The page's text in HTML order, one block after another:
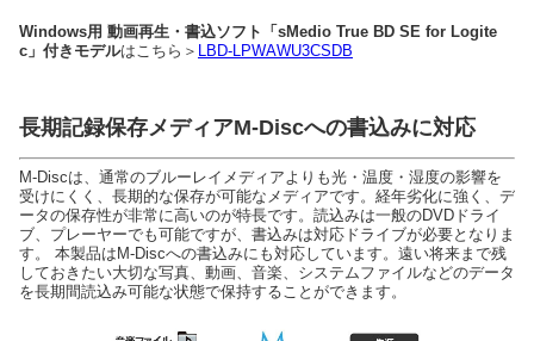
Windows用 動画再生・書込ソフト「sMedio True BD SE for Logite
c」付きモデルはこちら＞ LBD-LPWAWU3CSDB
長期記録保存メディアM-Discへの書込みに対応
M-Discは、通常のブルーレイメディアよりも光・温度・湿度の影響を
受けにくく、長期的な保存が可能なメディアです。経年劣化に強く、デ
ータの保存性が非常に高いのが特長です。読込みは一般のDVDドライ
ブ、プレーヤーでも可能ですが、書込みは対応ドライブが必要となりま
す。 本製品はM-Discへの書込みにも対応しています。遠い将来まで残
しておきたい大切な写真、動画、音楽、システムファイルなどのデータ
を長期間読込み可能な状態で保持することができます。